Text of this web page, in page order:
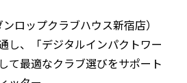
ロップクラブハウス新宿店）
し、「デジタルインパクトワー
て最適なクラブ選びをサポート